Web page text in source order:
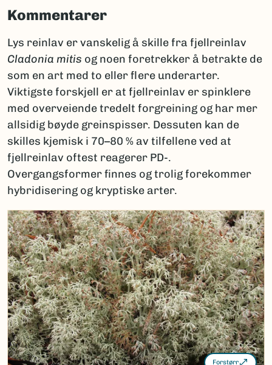
Kommentarer
Lys reinlav er vanskelig å skille fra fjellreinlav
Cladonia mitis og noen foretrekker å betrakte de
som en art med to eller flere underarter.
Viktigste forskjell er at fjellreinlav er spinklere
med overveiende tredelt forgreining og har mer
allsidig bøyde greinspisser. Dessuten kan de
skilles kjemisk i 70–80 % av tilfellene ved at
fjellreinlav oftest reagerer PD-.
Overgangsformer finnes og trolig forekommer
hybridisering og kryptiske arter.
Forstørr